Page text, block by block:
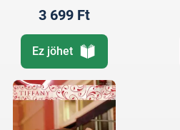
3 699 Ft
Ez jöhet